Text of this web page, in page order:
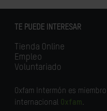
TE PUEDE INTERESAR
Tienda Online
Empleo
Voluntariado
Oxfam Intermón es
internacional Oxfam.